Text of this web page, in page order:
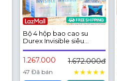
Bộ 4 hộp bao cao su
Durex Invisible siêu
mỏng, size 52mm, hộp 10
bao
1.267.000 1.672.000đ
47 Đã bán ★★★★★